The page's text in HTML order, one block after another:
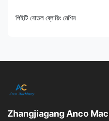
পিইটি বোতল ব্লোয়িং মেশিন
Zhangjiagang Anco